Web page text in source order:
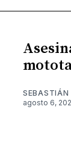
SEBASTIÁN
agosto 6,